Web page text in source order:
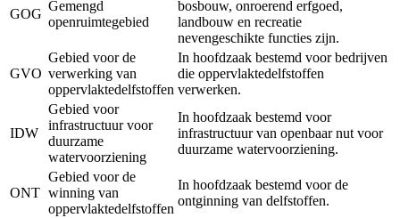
GOG
Gemengd
openruimtegebied
bosbouw, onroerend erfgoed,
landbouw en recreatie
nevengeschikte functies zijn.
GVO
Gebied voor de
verwerking van
oppervlaktedelfstoffen
In hoofdzaak bestemd voor bedrijven
die oppervlaktedelfstoffen
verwerken.
IDW
Gebied voor
infrastructuur voor
duurzame
watervoorziening
In hoofdzaak bestemd voor
infrastructuur van openbaar nut voor
duurzame watervoorziening.
ONT
Gebied voor de
winning van
oppervlaktedelfstoffen
In hoofdzaak bestemd voor de
ontginning van delfstoffen.